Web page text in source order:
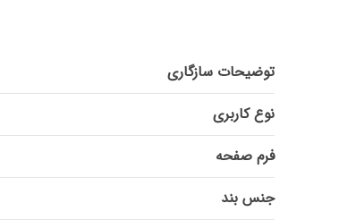
توضیحات سازگاری
نوع کاربری
فرم صفحه
جنس بند